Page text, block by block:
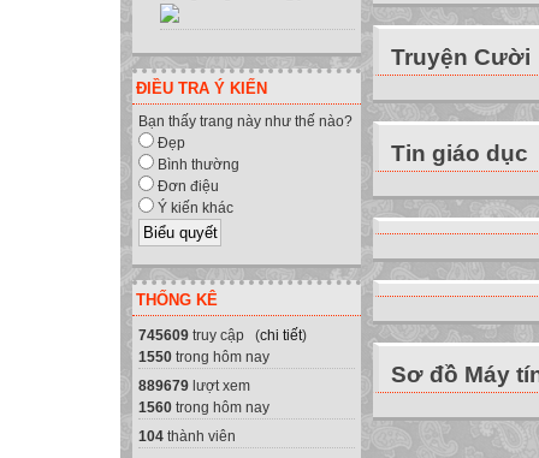
ĐIỀU TRA Ý KIẾN
Bạn thấy trang này như thế nào?
Đẹp
Bình thường
Đơn điệu
Ý kiến khác
THỐNG KÊ
745609 truy cập (chi tiết)
1550 trong hôm nay
889679 lượt xem
1560 trong hôm nay
104 thành viên
LESSON 2:
I. Speak:
The Moon
- Is there life on
- Do you know
expert (n):
crater (n) = hole
one –sixth:
Science for Fun
chương trình
New words:
hố, miệng núi lửa
Truyện Cười
Tin giáo dục
Sơ đồ Máy